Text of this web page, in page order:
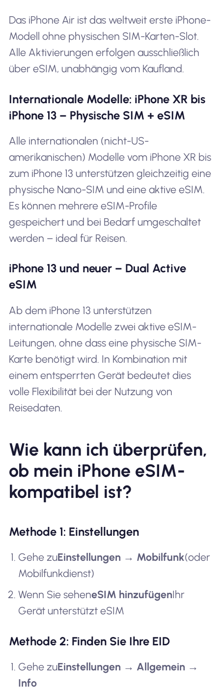
Das iPhone Air ist das weltweit erste iPhone-
Modell ohne physischen SIM-Karten-Slot.
Alle Aktivierungen erfolgen ausschließlich
über eSIM, unabhängig vom Kaufland.
Internationale Modelle: iPhone XR bis
iPhone 13 – Physische SIM + eSIM
Alle internationalen (nicht-US-
amerikanischen) Modelle vom iPhone XR bis
zum iPhone 13 unterstützen gleichzeitig eine
physische Nano-SIM und eine aktive eSIM.
Es können mehrere eSIM-Profile
gespeichert und bei Bedarf umgeschaltet
werden – ideal für Reisen.
iPhone 13 und neuer – Dual Active
eSIM
Ab dem iPhone 13 unterstützen
internationale Modelle zwei aktive eSIM-
Leitungen, ohne dass eine physische SIM-
Karte benötigt wird. In Kombination mit
einem entsperrten Gerät bedeutet dies
volle Flexibilität bei der Nutzung von
Reisedaten.
Wie kann ich überprüfen,
ob mein iPhone eSIM-
kompatibel ist?
Methode 1: Einstellungen
Gehe zuEinstellungen → Mobilfunk(oder
Mobilfunkdienst)
Wenn Sie seheneSIM hinzufügenIhr
Gerät unterstützt eSIM
Methode 2: Finden Sie Ihre EID
Gehe zuEinstellungen → Allgemein →
Info